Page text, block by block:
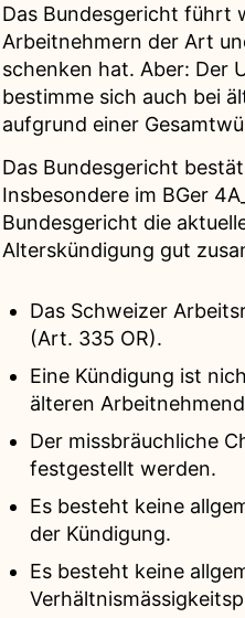
Das Bundesgericht führt
Arbeitnehmern der Art
schenken hat. Aber: Der
bestimme sich auch bei
aufgrund einer
Das Bundesgericht
Insbesondere im BGer
Bundesgericht die
Alterskündigung gut
Das Schweizer
(Art. 335 OR).
Eine Kündigung ist
älteren
Der missbräuchliche
festgestellt werden.
Es besteht keine
der Kündigung.
Es besteht keine